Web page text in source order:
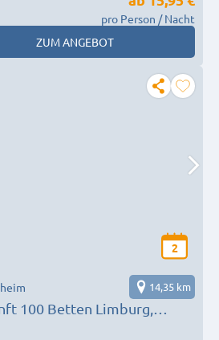
pro Person / Nacht
ZUM ANGEBOT
2
100 Betten Limburg,
Hadamar, Elbtal
14,35 km